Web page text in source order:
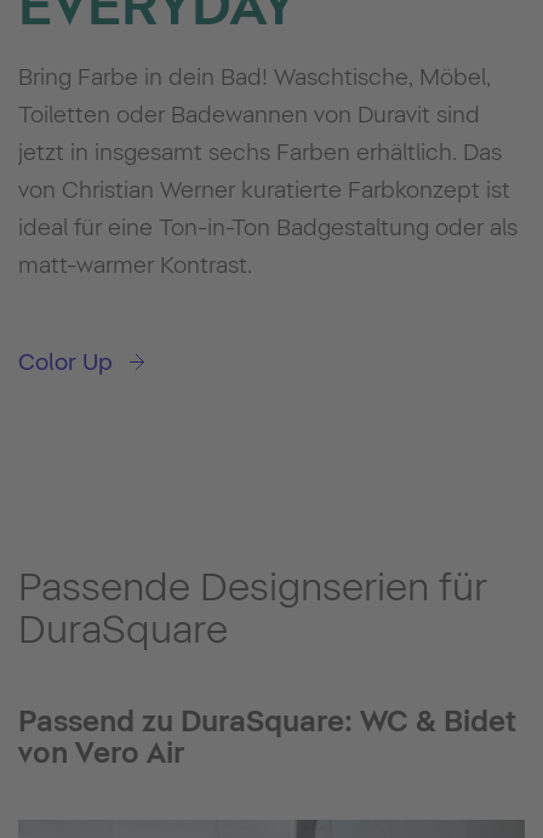
Bring Farbe in dein Bad! Waschtische, Möbel,
Toiletten oder Badewannen von Duravit sind
jetzt in insgesamt sechs Farben erhältlich. Das
von Christian Werner kuratierte Farbkonzept ist
ideal für eine Ton-in-Ton Badgestaltung oder als
matt-warmer Kontrast.
Color Up
Passende Designserien für
DuraSquare
Passend zu DuraSquare: WC & Bidet
von Vero Air